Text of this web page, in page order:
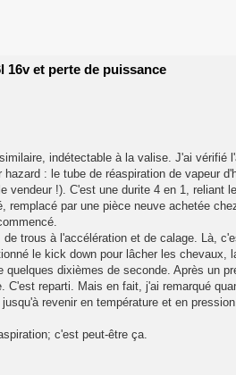
16v et perte de puissance
indétectable à la valise. J'ai
: le tube de réaspiration de vapeur
vendeur !). C'est une durite 4 en 1, reliant
remplacé par une pièce neuve achetée
trous à l'accélération et de calage. Là,
le kick down pour lâcher les chevaux,
quelques dixièmes de seconde. Après un
C'est reparti. Mais en fait, j'ai remarqué
revenir en température et en
c'est peut-être ça.